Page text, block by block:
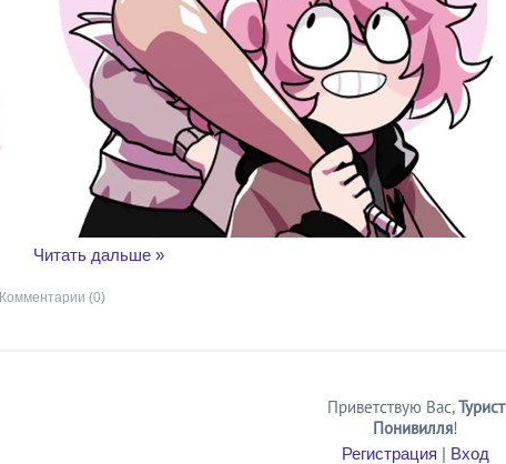
Читать дальше »
Комментарии (0)
Приветствую Вас,Турист
Понивилля!
Регистрация | Вход